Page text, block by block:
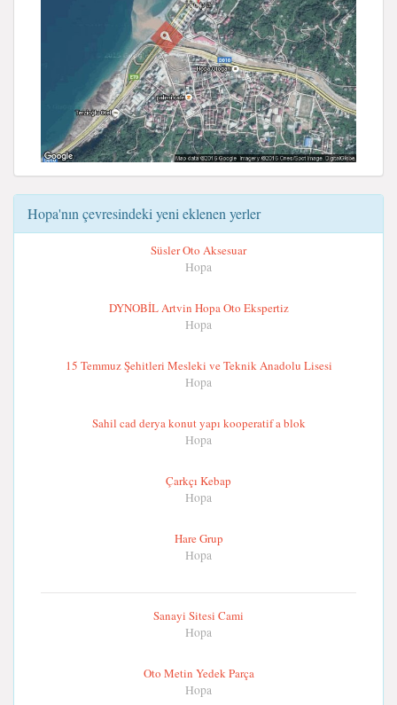
Hopa'nın çevresindeki yeni eklenen yerler
Süsler Oto Aksesuar
Hopa
DYNOBİL Artvin Hopa Oto Ekspertiz
Hopa
15 Temmuz Şehitleri Mesleki ve Teknik Anadolu Lisesi
Hopa
Sahil cad derya konut yapı kooperatif a blok
Hopa
Çarkçı Kebap
Hopa
Hare Grup
Hopa
Sanayi Sitesi Cami
Hopa
Oto Metin Yedek Parça
Hopa